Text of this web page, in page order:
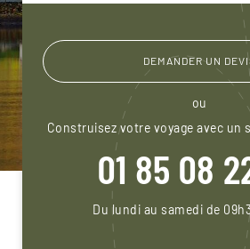
DEMANDER UN
ou
Construisez votre voyage avec un
01 85 08
Du lundi au samedi de